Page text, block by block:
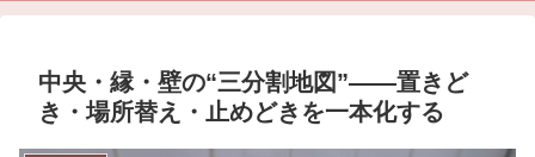
中央・縁・壁の“三分割地図”——置きど
き・場所替え・止めどきを一本化する